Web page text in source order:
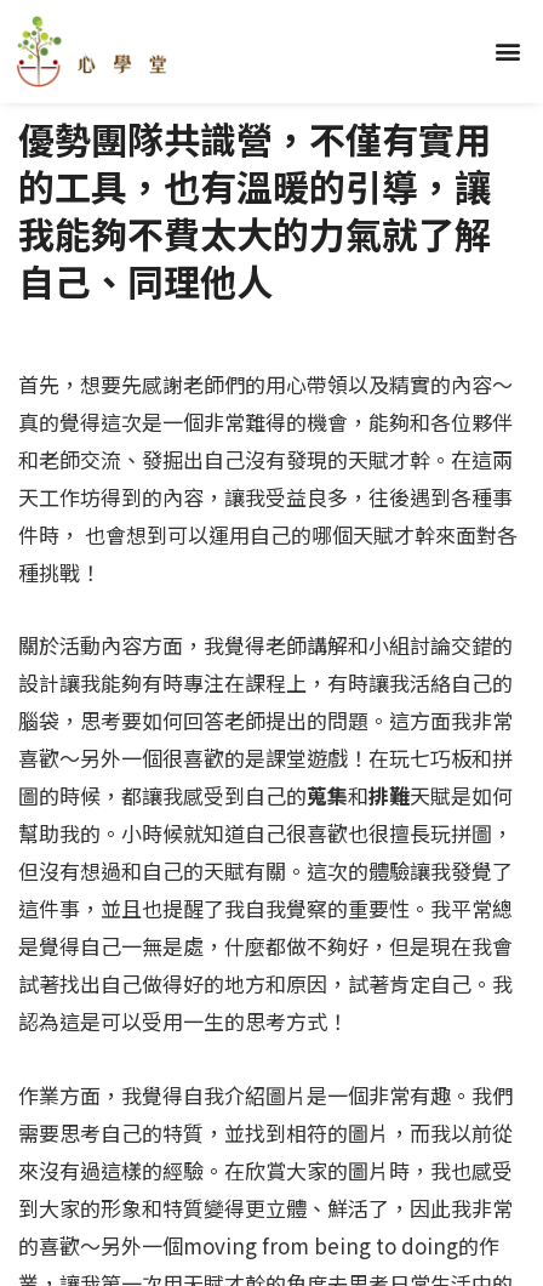
選
優勢團隊共識營，不僅有實用
的工具，也有溫暖的引導，讓
我能夠不費太大的力氣就了解
自己、同理他人
首先，想要先感謝老師們的用心帶領以及精實的內容～
真的覺得這次是一個非常難得的機會，能夠和各位夥伴
和老師交流、發掘出自己沒有發現的天賦才幹。在這兩
天工作坊得到的內容，讓我受益良多，往後遇到各種事
件時， 也會想到可以運用自己的哪個天賦才幹來面對各
種挑戰！
關於活動內容方面，我覺得老師講解和小組討論交錯的
設計讓我能夠有時專注在課程上，有時讓我活絡自己的
腦袋，思考要如何回答老師提出的問題。這方面我非常
喜歡～另外一個很喜歡的是課堂遊戲！在玩七巧板和拼
圖的時候，都讓我感受到自己的蒐集和排難天賦是如何
幫助我的。小時候就知道自己很喜歡也很擅長玩拼圖，
但沒有想過和自己的天賦有關。這次的體驗讓我發覺了
這件事，並且也提醒了我自我覺察的重要性。我平常總
是覺得自己一無是處，什麼都做不夠好，但是現在我會
試著找出自己做得好的地方和原因，試著肯定自己。我
認為這是可以受用一生的思考方式！
作業方面，我覺得自我介紹圖片是一個非常有趣。我們
需要思考自己的特質，並找到相符的圖片，而我以前從
來沒有過這樣的經驗。在欣賞大家的圖片時，我也感受
到大家的形象和特質變得更立體、鮮活了，因此我非常
的喜歡～另外一個moving from being to doing的作